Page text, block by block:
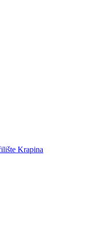
Krapina